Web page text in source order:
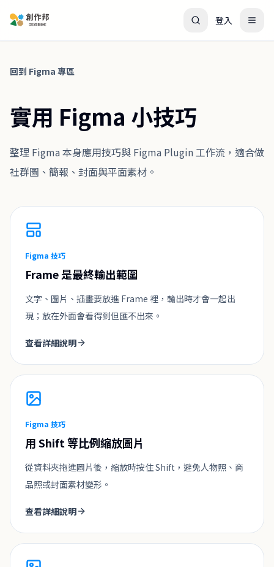
登入
回到 Figma 專區
實用 Figma 小技巧
整理 Figma 本身應用技巧與 Figma Plugin 工作流，適合做
社群圖、簡報、封面與平面素材。
Figma 技巧
Frame 是最終輸出範圍
文字、圖片、插畫要放進 Frame 裡，輸出時才會一起出
現；放在外面會看得到但匯不出來。
查看詳細說明
Figma 技巧
用 Shift 等比例縮放圖片
從資料夾拖進圖片後，縮放時按住 Shift，避免人物照、商
品照或封面素材變形。
查看詳細說明